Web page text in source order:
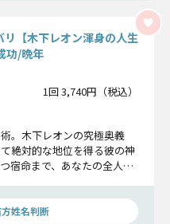
リ【木下レオン渾身の人生
功/晩年
1回 3,740円（税込）
。木下レオンの究極奥義
絶対的な地位を得る彼の神
宿命まで、あなたの全人生
姓名判断